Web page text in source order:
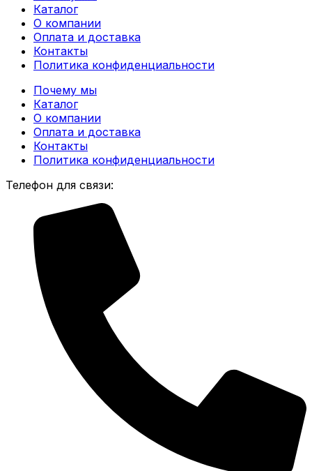
Каталог
О компании
Оплата и доставка
Контакты
Политика конфиденциальности
Почему мы
Каталог
О компании
Оплата и доставка
Контакты
Политика конфиденциальности
Телефон для связи: